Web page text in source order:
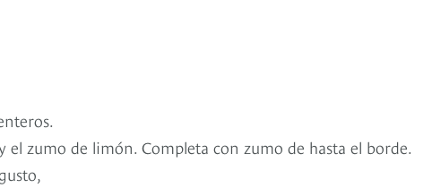
el zumo de limón. Completa con zumo de hasta el borde.